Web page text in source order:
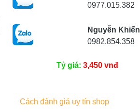
0977.015.382
Nguyễn Khiển
0982.854.358
Tỷ giá: 3,450 vnđ
Cách đánh giá uy tín shop